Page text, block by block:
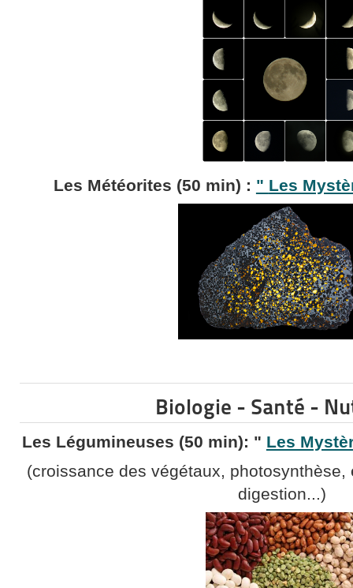
Les Météorites (50 min) : " Les
Biologie - Santé -
Les Légumineuses (50 min): " Les
(croissance des végétaux,
digestion...)